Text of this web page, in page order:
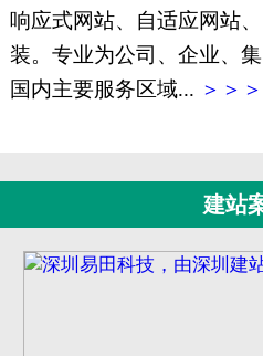
响应式网站、自适应网站
装。专业为公司、企业、
国内主要服务区域... ＞＞
建站